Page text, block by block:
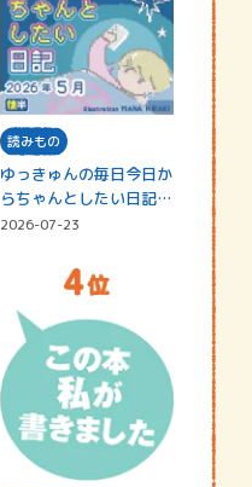
読みもの
ゆっきゅんの毎日今日か
らちゃんとしたい日記
☆202…
2026-07-23